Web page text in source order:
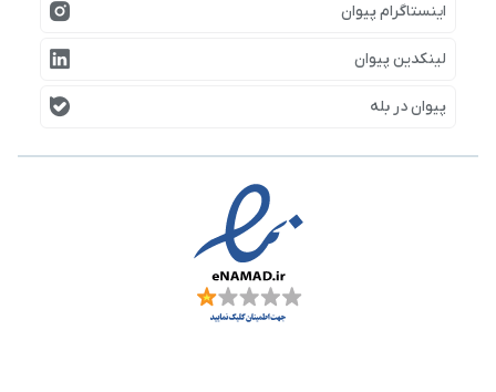
اینستاگرام پیوان
لینکدین پیوان
پیوان در بله